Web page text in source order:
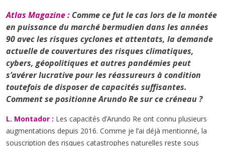
Atlas Magazine : Comme ce fut le cas lors de la montée
en puissance du marché bermudien dans les années
90 avec les risques cyclones et attentats, la demande
actuelle de couvertures des risques climatiques,
cybers, géopolitiques et autres pandémies peut
s’avérer lucrative pour les réassureurs à condition
toutefois de disposer de capacités suffisantes.
Comment se positionne Arundo Re sur ce créneau ?
L. Montador : Les capacités d’Arundo Re ont connu plusieurs
augmentations depuis 2016. Comme je l’ai déjà mentionné, la
souscription des risques catastrophes naturelles reste sous